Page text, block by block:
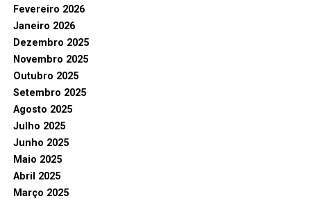
Fevereiro 2026
Janeiro 2026
Dezembro 2025
Novembro 2025
Outubro 2025
Setembro 2025
Agosto 2025
Julho 2025
Junho 2025
Maio 2025
Abril 2025
Março 2025